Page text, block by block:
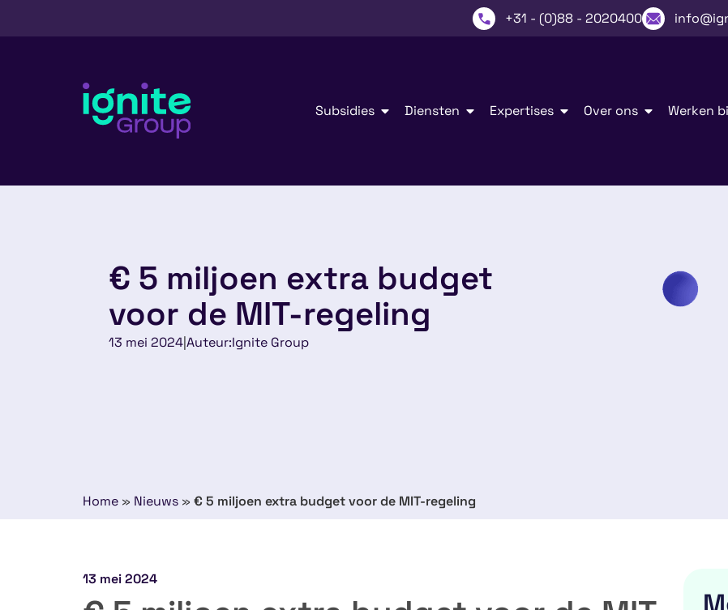
+31 - (0)88 - 2020400
Subsidies Diensten Expertises Over ons Werken
€ 5 miljoen extra budget
voor de MIT-regeling
13 mei 2024|Auteur:Ignite Group
Home » Nieuws » € 5 miljoen extra budget voor de MIT-regeling
13 mei 2024